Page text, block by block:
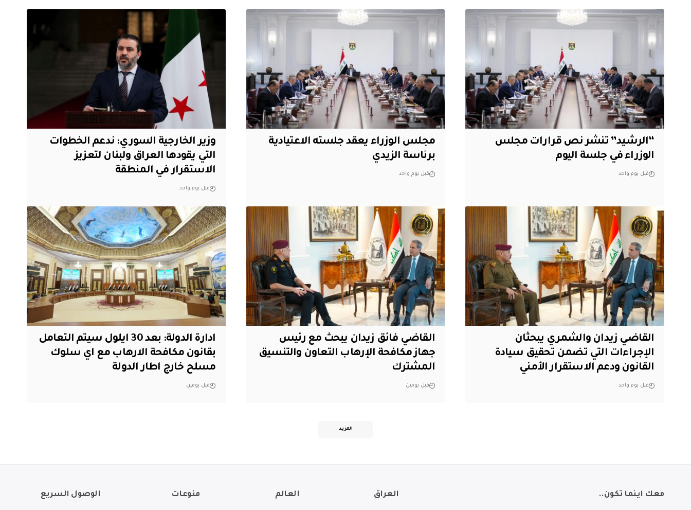
“الرشيد” تنشر نص قرارات مجلس
الوزراء في جلسة اليوم
قبل يوم واحد
مجلس الوزراء يعقد جلسته الاعتيادية
برئاسة الزيدي
قبل يوم واحد
وزير الخارجية السوري: ندعم الخطوات
التي يقودها العراق ولبنان لتعزيز
الاستقرار في المنطقة
قبل يوم واحد
القاضي زيدان والشمري يبحثان
الإجراءات التي تضمن تحقيق سيادة
القانون ودعم الاستقرار الأمني
قبل يوم واحد
القاضي فائق زيدان يبحث مع رئيس
جهاز مكافحة الإرهاب التعاون والتنسيق
المشترك
قبل يومين
ادارة الدولة: بعد 30 ايلول سيتم التعامل
بقانون مكافحة الارهاب مع اي سلوك
مسلح خارج اطار الدولة
قبل يومين
المزيد
معك اينما تكون.. العراق العالم منوعات الوصول السريع